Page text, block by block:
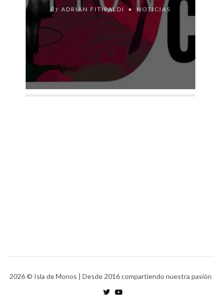
By ADRIÁN FITIPALDI NOTICIAS
2026© Isla de Monos | Desde 2016 compartiendo nuestra pasión